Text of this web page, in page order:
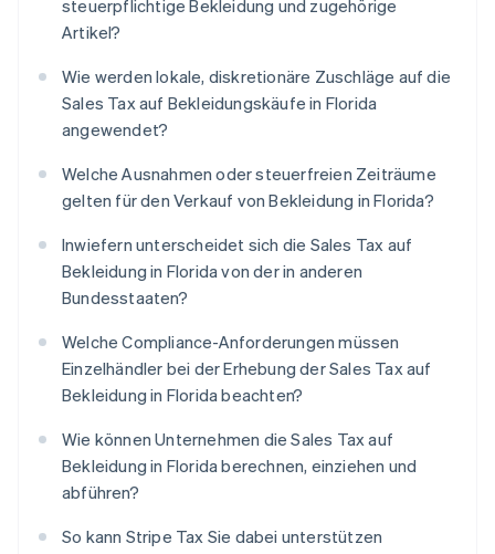
steuerpflichtige Bekleidung und zugehörige
Artikel?
Wie werden lokale, diskretionäre Zuschläge auf die
Sales Tax auf Bekleidungskäufe in Florida
angewendet?
Welche Ausnahmen oder steuerfreien Zeiträume
gelten für den Verkauf von Bekleidung in Florida?
Inwiefern unterscheidet sich die Sales Tax auf
Bekleidung in Florida von der in anderen
Bundesstaaten?
Welche Compliance-Anforderungen müssen
Einzelhändler bei der Erhebung der Sales Tax auf
Bekleidung in Florida beachten?
Wie können Unternehmen die Sales Tax auf
Bekleidung in Florida berechnen, einziehen und
abführen?
So kann Stripe Tax Sie dabei unterstützen